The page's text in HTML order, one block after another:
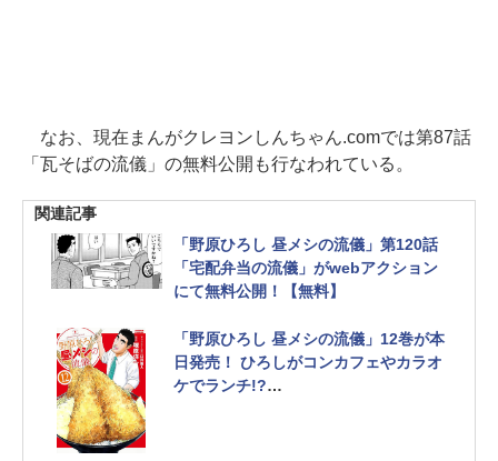
なお、現在まんがクレヨンしんちゃん.comでは第87話
「瓦そばの流儀」の無料公開も行なわれている。
関連記事
「野原ひろし 昼メシの流儀」第120話
「宅配弁当の流儀」がwebアクション
にて無料公開！【無料】
「野原ひろし 昼メシの流儀」12巻が本
日発売！ ひろしがコンカフェやカラオ
ケでランチ!?